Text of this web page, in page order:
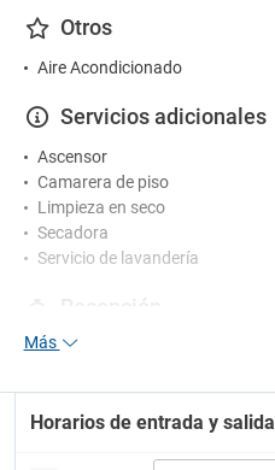
Otros
Aire Acondicionado
Servicios adicionales
Ascensor
Camarera de piso
Limpieza en seco
Secadora
Servicio de lavandería
Recepción 24 horas
Servicio de conserjería
Más
Horarios de entrada y salida